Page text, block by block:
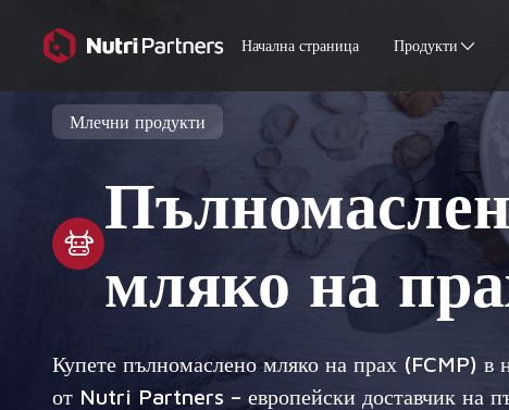
Начална страница Продукти
Млечни продукти
мляко на
Купете пълномаслено мляко на прах (FCMP) в
от Nutri Partners – европейски доставчик на